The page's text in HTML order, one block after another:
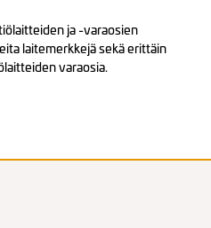
ja -varaosien
laitemerkkejä sekä erittäin
varaosia.